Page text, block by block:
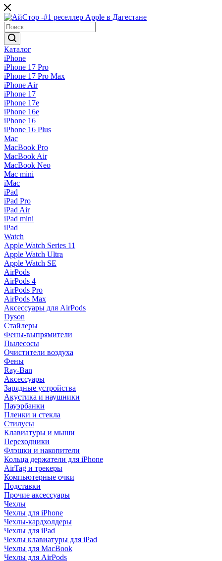
Каталог
iPhone
iPhone 17 Pro
iPhone 17 Pro Max
iPhone Air
iPhone 17
iPhone 17e
iPhone 16e
iPhone 16
iPhone 16 Plus
Mac
MacBook Pro
MacBook Air
MacBook Neo
Mac mini
iMac
iPad
iPad Pro
iPad Air
iPad mini
iPad
Watch
Apple Watch Series 11
Apple Watch Ultra
Apple Watch SE
AirPods
AirPods 4
AirPods Pro
AirPods Max
Аксессуары для AirPods
Dyson
Стайлеры
Фены-выпрямители
Пылесосы
Очистители воздуха
Фены
Ray-Ban
Аксессуары
Зарядные устройства
Акустика и наушники
Пауэрбанки
Пленки и стекла
Стилусы
Клавиатуры и мыши
Переходники
Флэшки и накопители
Кольца держатели для iPhone
AirTag и трекеры
Компьютерные очки
Подставки
Прочие аксессуары
Чехлы
Чехлы для iPhone
Чехлы-кардхолдеры
Чехлы для iPad
Чехлы клавиатуры для iPad
Чехлы для MacBook
Чехлы для AirPods